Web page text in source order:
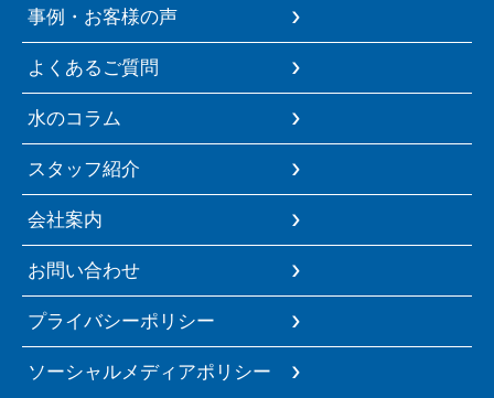
事例・お客様の声
よくあるご質問
水のコラム
スタッフ紹介
会社案内
お問い合わせ
プライバシーポリシー
ソーシャルメディアポリシー